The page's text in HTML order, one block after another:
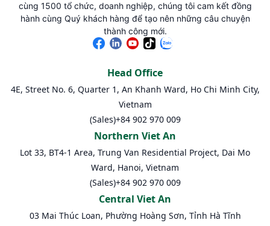
cùng 1500 tổ chức, doanh nghiệp, chúng tôi cam kết đồng
hành cùng Quý khách hàng để tạo nên những câu chuyện
thành công mới.
Head Office
4E, Street No. 6, Quarter 1, An Khanh Ward, Ho Chi Minh City,
Vietnam
(Sales)+84 902 970 009
Northern Viet An
Lot 33, BT4-1 Area, Trung Van Residential Project, Dai Mo
Ward, Hanoi, Vietnam
(Sales)+84 902 970 009
Central Viet An
03 Mai Thúc Loan, Phường Hoàng Sơn, Tỉnh Hà Tĩnh